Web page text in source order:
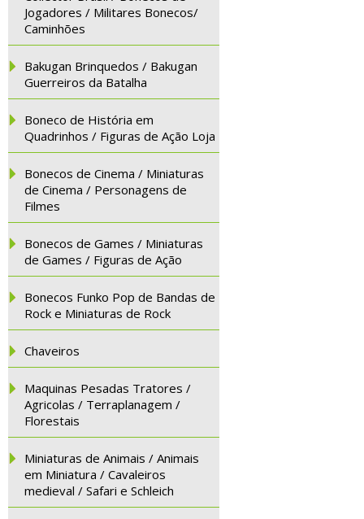
Jogadores / Militares Bonecos/
Caminhões
Bakugan Brinquedos / Bakugan
Guerreiros da Batalha
Boneco de História em
Quadrinhos / Figuras de Ação Loja
Bonecos de Cinema / Miniaturas
de Cinema / Personagens de
Filmes
Bonecos de Games / Miniaturas
de Games / Figuras de Ação
Bonecos Funko Pop de Bandas de
Rock e Miniaturas de Rock
Chaveiros
Maquinas Pesadas Tratores /
Agricolas / Terraplanagem /
Florestais
Miniaturas de Animais / Animais
em Miniatura / Cavaleiros
medieval / Safari e Schleich